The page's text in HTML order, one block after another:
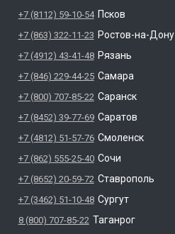
+7 (8112) 59-10-54 Псков
+7 (863) 322-11-23 Ростов-на-Дону
+7 (4912) 43-41-48 Рязань
+7 (846) 229-44-25 Самара
+7 (800) 707-85-22 Саранск
+7 (8452) 39-77-69 Саратов
+7 (4812) 51-57-76 Смоленск
+7 (862) 555-25-40 Сочи
+7 (8652) 20-59-72 Ставрополь
+7 (3462) 51-10-48 Сургут
8 (800) 707-85-22 Таганрог